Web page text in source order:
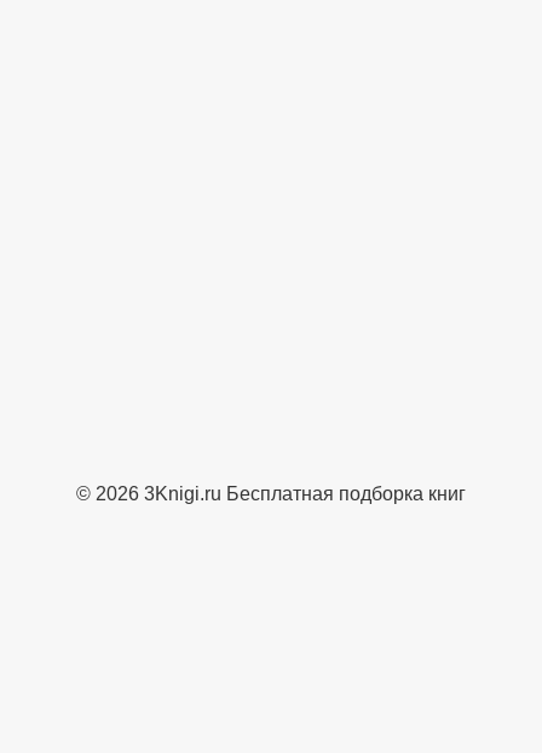
© 2026 3Knigi.ru Бесплатная подборка книг